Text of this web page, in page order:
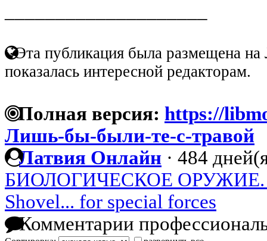
Эта публикация была размещена на
показалась интересной редакторам.
Полная версия: https://
Лишь-бы-были-те-с-травой
Латвия Онлайн · 484
БИОЛОГИЧЕСКОЕ
Shovel... for special forces
Комментарии